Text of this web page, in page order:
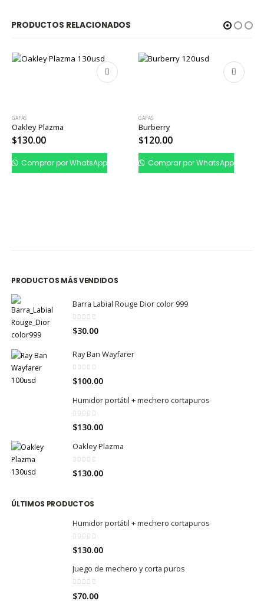
PRODUCTOS RELACIONADOS
GAFAS
Oakley Plazma
$130.00
Comprar por WhatsApp
GAFAS
Burberry
$120.00
Comprar por WhatsApp
PRODUCTOS MÁS VENDIDOS
Barra Labial Rouge Dior color 999
0out of 5
$30.00
Ray Ban Wayfarer
0out of 5
$100.00
Humidor portátil + mechero cortapuros
0
$130.00
Oakley Plazma
0
$130.00
ÚLTIMOS PRODUCTOS
Humidor portátil + mechero cortapuros
0
$130.00
Juego de mechero y corta puros
0
$70.00